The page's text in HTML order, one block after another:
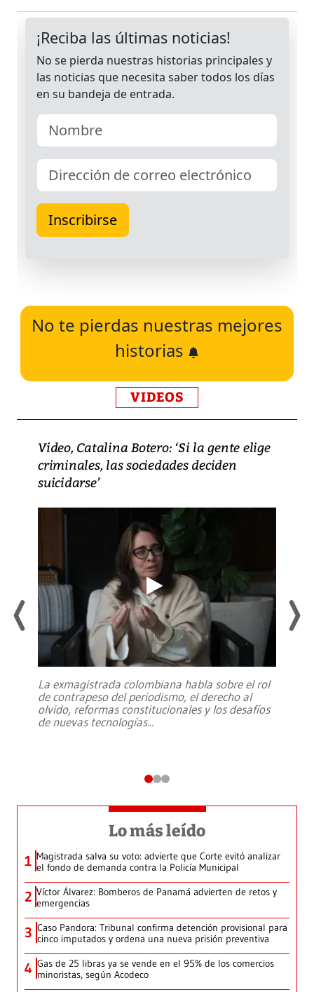
No te pierdas nuestras mejores
historias
VIDEOS
Video, Catalina Botero: ‘Si la gente elige
criminales, las sociedades deciden
suicidarse’
La exmagistrada colombiana habla sobre el rol
de contrapeso del periodismo, el derecho al
olvido, reformas constitucionales y los desafíos
de nuevas tecnologías...
Lo más leído
1 Magistrada salva su voto: advierte que Corte evitó analizar
el fondo de demanda contra la Policía Municipal
2 Víctor Álvarez: Bomberos de Panamá advierten de retos y
emergencias
3 Caso Pandora: Tribunal confirma detención provisional para
cinco imputados y ordena una nueva prisión preventiva
4 Gas de 25 libras ya se vende en el 95% de los comercios
minoristas, según Acodeco